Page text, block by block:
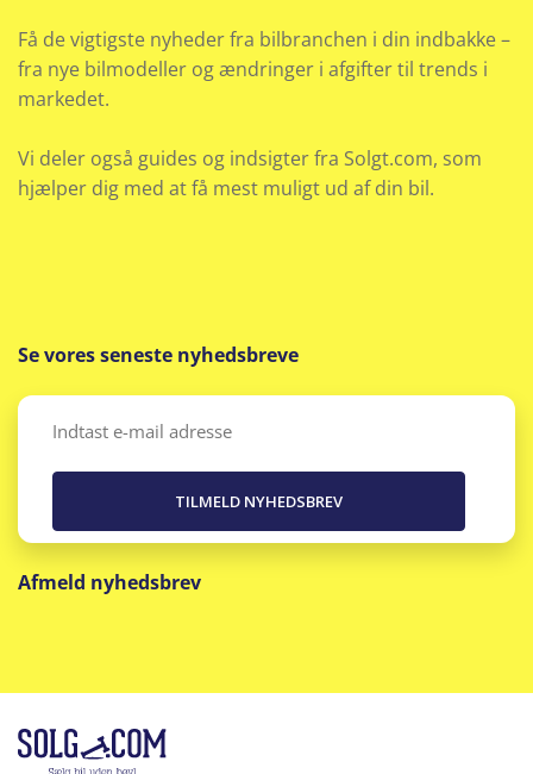
Få de vigtigste nyheder fra bilbranchen i din indbakke –
fra nye bilmodeller og ændringer i afgifter til trends i
markedet.
Vi deler også guides og indsigter fra Solgt.com, som
hjælper dig med at få mest muligt ud af din bil.
Se vores seneste nyhedsbreve
Email
Afmeld nyhedsbrev